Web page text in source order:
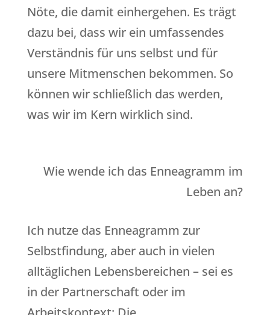
Nöte, die damit einhergehen. Es trägt
dazu bei, dass wir ein umfassendes
Verständnis für uns selbst und für
unsere Mitmenschen bekommen. So
können wir schließlich das werden,
was wir im Kern wirklich sind.
Wie wende ich das Enneagramm im
Leben an?
Ich nutze das Enneagramm zur
Selbstfindung, aber auch in vielen
alltäglichen Lebensbereichen – sei es
in der Partnerschaft oder im